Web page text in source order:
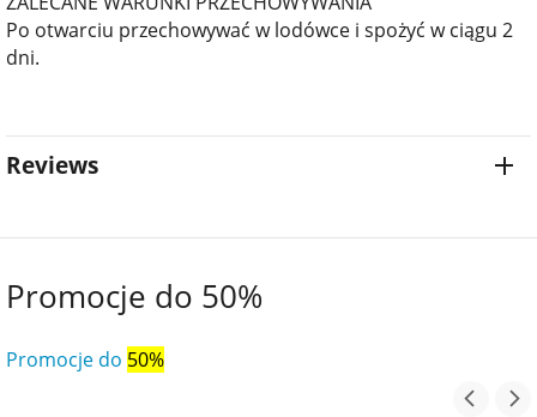
Po otwarciu przechowywać w lodówce i spożyć w ciągu 2
dni.
Reviews
Promocje do 50%
Promocje do 50%